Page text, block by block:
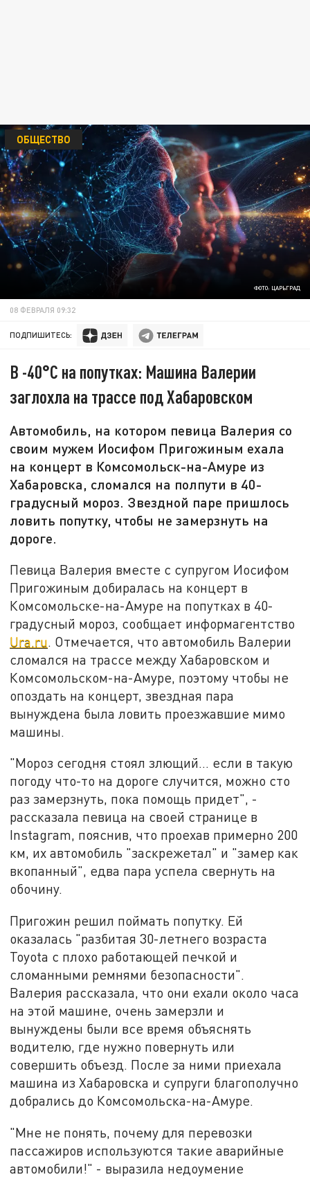
ФОТО: ЦАРЬГРАД
ОБЩЕСТВО
08 ФЕВРАЛЯ 09:32
ПОДПИШИТЕСЬ:
В -40°C на попутках: Машина Валерии
заглохла на трассе под Хабаровском
Автомобиль, на котором певица Валерия со
своим мужем Иосифом Пригожиным ехала
на концерт в Комсомольск-на-Амуре из
Хабаровска, сломался на полпути в 40-
градусный мороз. Звездной паре пришлось
ловить попутку, чтобы не замерзнуть на
дороге.
Певица Валерия вместе с супругом Иосифом
Пригожиным добиралась на концерт в
Комсомольске-на-Амуре на попутках в 40-
градусный мороз, сообщает информагентство
Ura.ru. Отмечается, что автомобиль Валерии
сломался на трассе между Хабаровском и
Комсомольском-на-Амуре, поэтому чтобы не
опоздать на концерт, звездная пара
вынуждена была ловить проезжавшие мимо
машины.
"Мороз сегодня стоял злющий… если в такую
погоду что-то на дороге случится, можно сто
раз замерзнуть, пока помощь придет", -
рассказала певица на своей странице в
Instagram, пояснив, что проехав примерно 200
км, их автомобиль "заскрежетал" и "замер как
вкопанный", едва пара успела свернуть на
обочину.
Пригожин решил поймать попутку. Ей
оказалась "разбитая 30-летнего возраста
Toyota с плохо работающей печкой и
сломанными ремнями безопасности".
Валерия рассказала, что они ехали около часа
на этой машине, очень замерзли и
вынуждены были все время объяснять
водителю, где нужно повернуть или
совершить объезд. После за ними приехала
машина из Хабаровска и супруги благополучно
добрались до Комсомольска-на-Амуре.
"Мне не понять, почему для перевозки
пассажиров используются такие аварийные
автомобили!" - выразила недоумение